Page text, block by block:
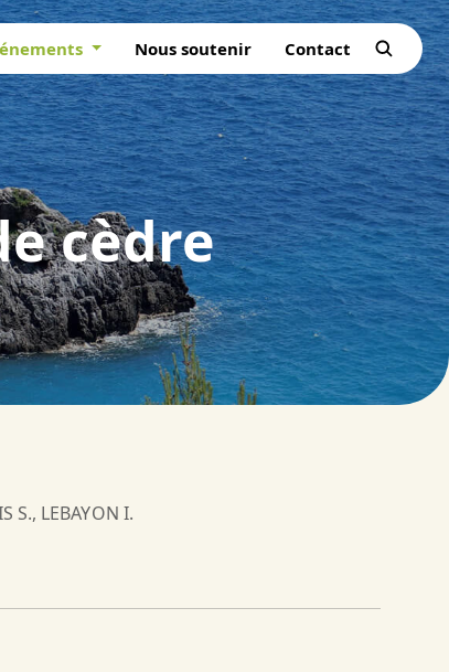
Nous soutenir Contact
cèdre
S., LEBAYON I.